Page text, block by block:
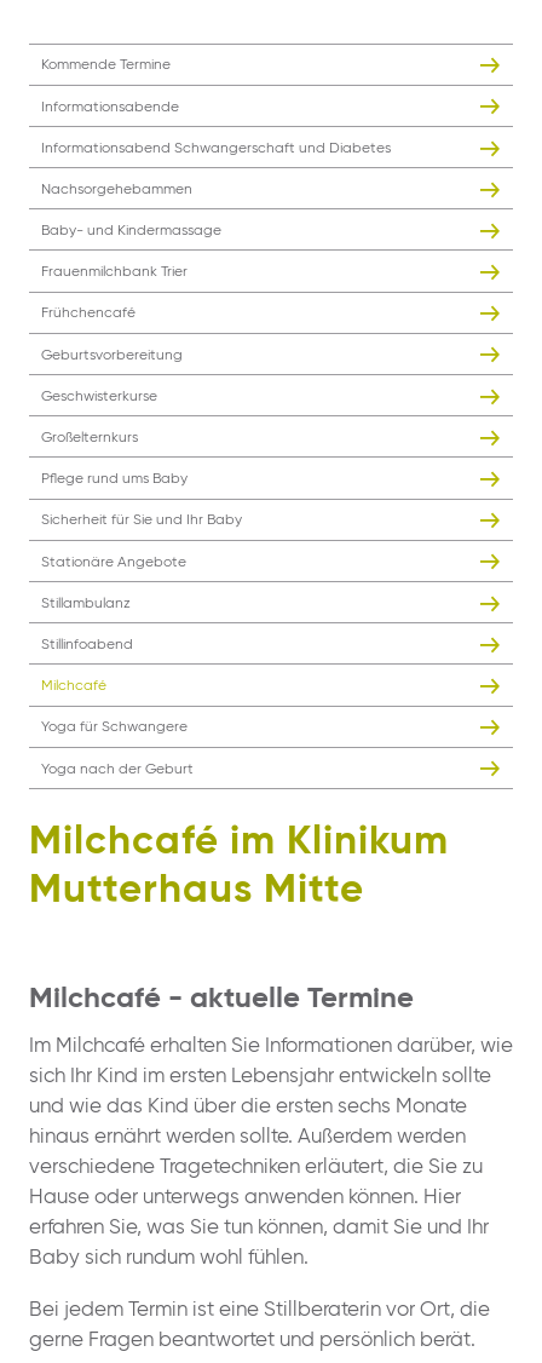
Milchcafé im Klinikum
Mutterhaus Mitte
Milchcafé - aktuelle Termine
Im Milchcafé erhalten Sie Informationen darüber, wie
sich Ihr Kind im ersten Lebensjahr entwickeln sollte
und wie das Kind über die ersten sechs Monate
hinaus ernährt werden sollte. Außerdem werden
verschiedene Tragetechniken erläutert, die Sie zu
Hause oder unterwegs anwenden können. Hier
erfahren Sie, was Sie tun können, damit Sie und Ihr
Baby sich rundum wohl fühlen.
Bei jedem Termin ist eine Stillberaterin vor Ort, die
gerne Fragen beantwortet und persönlich berät.
Kommende Termine
Informationsabende
Informationsabend Schwangerschaft und Diabetes
Nachsorgehebammen
Baby- und Kindermassage
Frauenmilchbank Trier
Frühchencafé
Geburtsvorbereitung
Geschwisterkurse
Großelternkurs
Pflege rund ums Baby
Sicherheit für Sie und Ihr Baby
Stationäre Angebote
Stillambulanz
Stillinfoabend
Milchcafé
Yoga für Schwangere
Yoga nach der Geburt